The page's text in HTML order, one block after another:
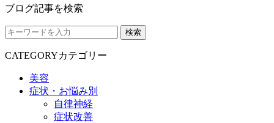
ブログ記事を検索
検索
CATEGORYカテゴリー
美容
症状・お悩み別
自律神経
症状改善